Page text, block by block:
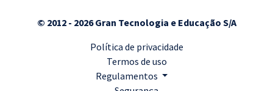
© 2012 - 2026 Gran Tecnologia e Educação S/A
Política de privacidade
Termos de uso
Regulamentos